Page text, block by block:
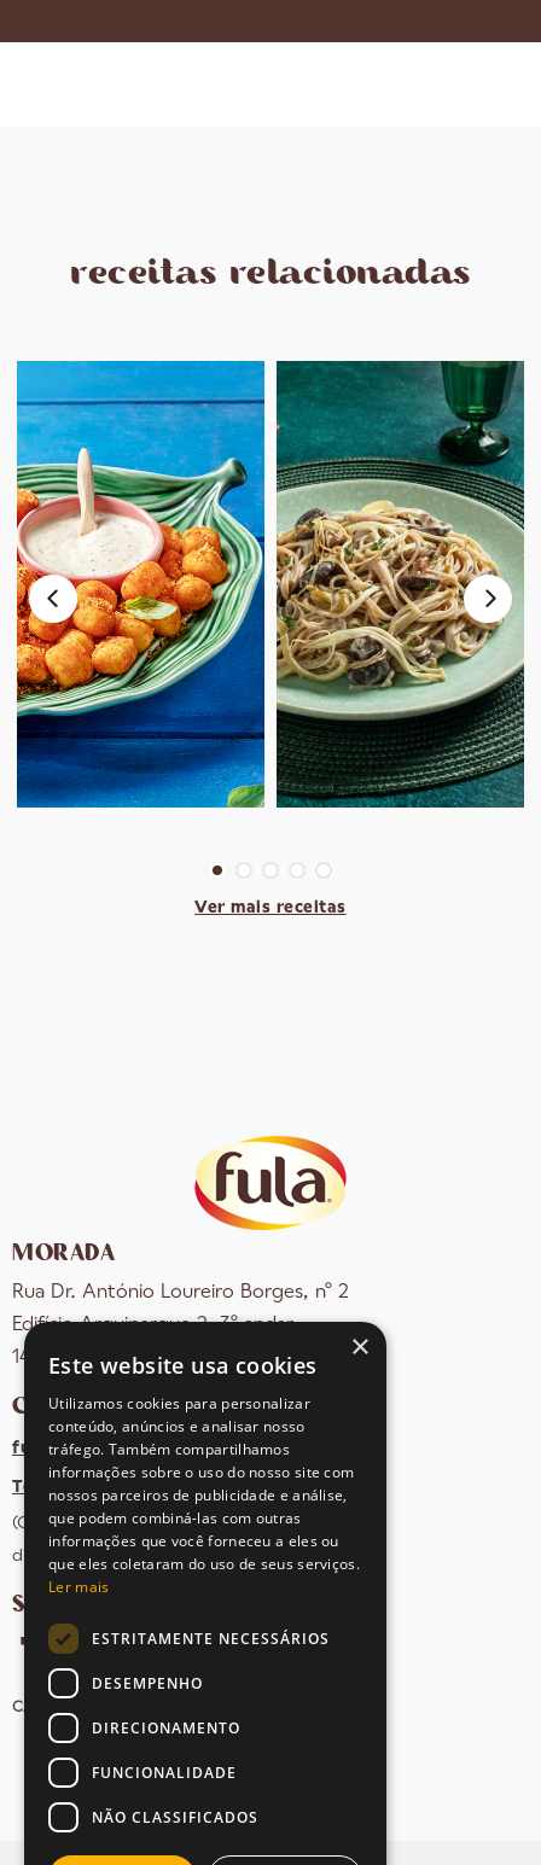
receitas relacionadas
Ver mais receitas
MORADA
Rua Dr. António Loureiro Borges, nº 2
Edifício Arquiparque 2, 3º andar
1495-131 Algés - Portugal
CONTACTOS
fula@sovena.pt
Tel: +351 21 412 93 36
(Chamada para rede fixa nacional;
dias úteis das 10h às 17h)
SIGA-NOS NAS REDES SOCIAIS
CANDIDATURAS
×
Este website usa cookies
Utilizamos cookies para personalizar
conteúdo, anúncios e analisar nosso
tráfego. Também compartilhamos
informações sobre o uso do nosso site com
nossos parceiros de publicidade e análise,
que podem combiná-las com outras
informações que você forneceu a eles ou
que eles coletaram do uso de seus serviços.
Ler mais
ESTRITAMENTE NECESSÁRIOS
DESEMPENHO
DIRECIONAMENTO
FUNCIONALIDADE
NÃO CLASSIFICADOS